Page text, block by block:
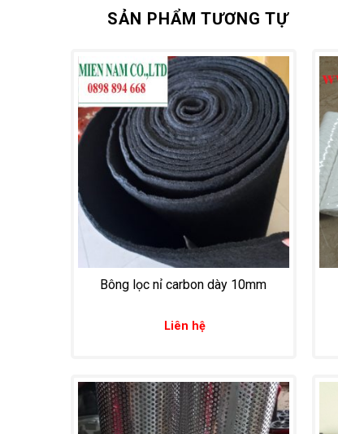
SẢN PHẨM TƯƠNG TỰ
Bông lọc nỉ carbon dày 10mm
Liên hệ